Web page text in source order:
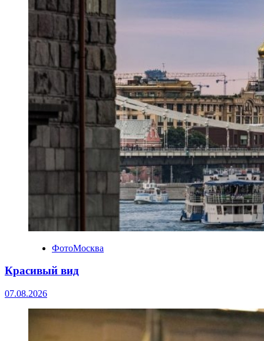
ФотоМосква
Красивый вид
07.08.2026